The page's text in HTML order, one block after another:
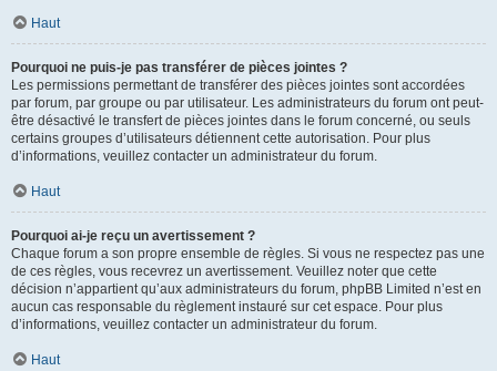
Haut
Pourquoi ne puis-je pas transférer de pièces jointes ?
Les permissions permettant de transférer des pièces jointes sont accordées
par forum, par groupe ou par utilisateur. Les administrateurs du forum ont peut-
être désactivé le transfert de pièces jointes dans le forum concerné, ou seuls
certains groupes d’utilisateurs détiennent cette autorisation. Pour plus
d’informations, veuillez contacter un administrateur du forum.
Haut
Pourquoi ai-je reçu un avertissement ?
Chaque forum a son propre ensemble de règles. Si vous ne respectez pas une
de ces règles, vous recevrez un avertissement. Veuillez noter que cette
décision n’appartient qu’aux administrateurs du forum, phpBB Limited n’est en
aucun cas responsable du règlement instauré sur cet espace. Pour plus
d’informations, veuillez contacter un administrateur du forum.
Haut